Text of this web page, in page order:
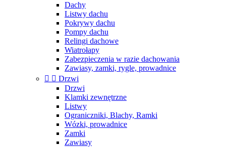
Dachy
Listwy dachu
Pokrywy dachu
Pompy dachu
Relingi dachowe
Wiatrołapy
Zabezpieczenia w razie dachowania
Zawiasy, zamki, rygle, prowadnice
  Drzwi
Drzwi
Klamki zewnętrzne
Listwy
Ograniczniki, Blachy, Ramki
Wózki, prowadnice
Zamki
Zawiasy